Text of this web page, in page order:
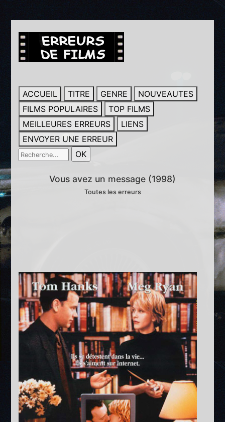
ACCUEIL TITRE GENRE
NOUVEAUTES
FILMS POPULAIRES
TOP FILMS
MEILLEURES ERREURS
LIENS
ENVOYER UNE ERREUR
Vous avez un message (1998)
Toutes les erreurs